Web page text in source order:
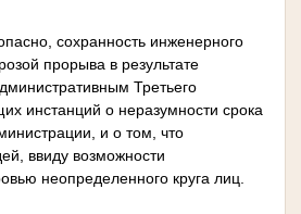
сохранность инженерного
прорыва в результате
Третьего
инстанций о неразумности срока
и о том, что
ввиду возможности
неопределенного круга лиц.